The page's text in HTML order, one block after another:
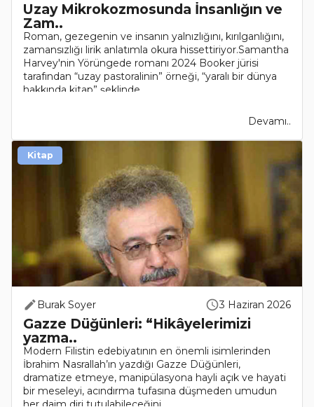
Uzay Mikrokozmosunda İnsanlığın ve
Zam..
Roman, gezegenin ve insanın yalnızlığını, kırılganlığını,
zamansızlığı lirik anlatımla okura hissettiriyor.Samantha
Harvey'nin Yörüngede romanı 2024 Booker jürisi
tarafından “uzay pastoralinin” örneği, “yaralı bir dünya
hakkında kitap” şeklinde ..
Devamı..
Burak Soyer 3 Haziran 2026
Gazze Düğünleri: “Hikâyelerimizi
yazma..
Modern Filistin edebiyatının en önemli isimlerinden
İbrahim Nasrallah’ın yazdığı Gazze Düğünleri,
dramatize etmeye, manipülasyona hayli açık ve hayati
bir meseleyi, acındırma tufasına düşmeden umudun
her daim diri tutulabileceğini..
Kitap